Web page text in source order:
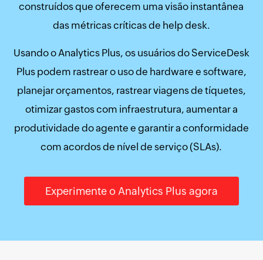
construídos que oferecem uma visão instantânea
das métricas críticas de help desk.
Usando o Analytics Plus, os usuários do ServiceDesk
Plus podem rastrear o uso de hardware e software,
planejar orçamentos, rastrear viagens de tíquetes,
otimizar gastos com infraestrutura, aumentar a
produtividade do agente e garantir a conformidade
com acordos de nível de serviço (SLAs).
Experimente o Analytics Plus agora